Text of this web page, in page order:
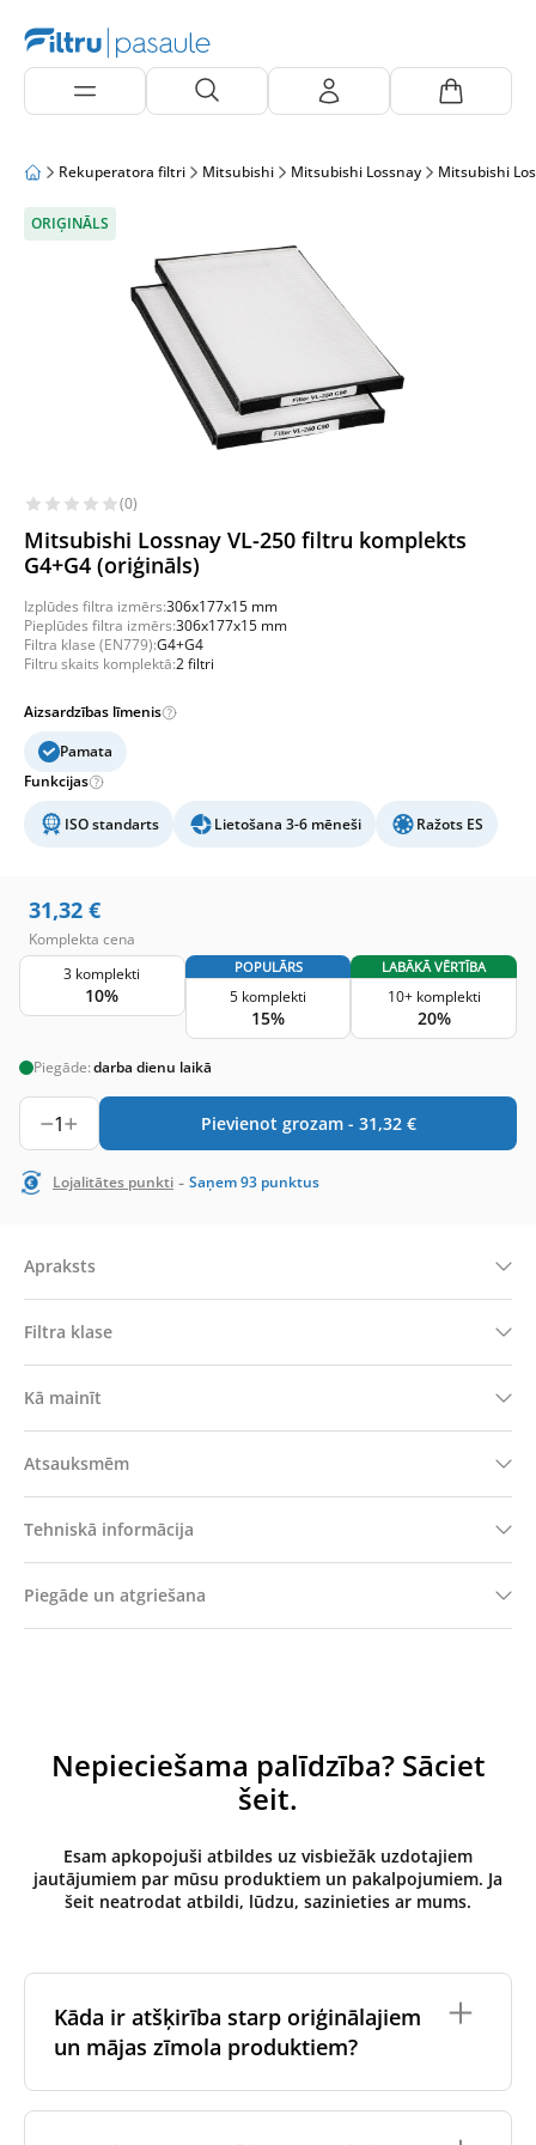
Rekuperatora filtri Mitsubishi Mitsubishi Lossnay Mitsubishi
ORIĢINĀLS
(0)
Mitsubishi Lossnay VL-250 filtru komplekts
G4+G4 (oriģināls)
Izplūdes filtra izmērs:306x177x15 mm
Pieplūdes filtra izmērs:306x177x15 mm
Filtra klase (EN779):G4+G4
Filtru skaits komplektā:2 filtri
Aizsardzības līmenis
Pamata
Funkcijas
ISO standarts Lietošana 3-6 mēneši Ražots ES
31,32 €
Komplekta cena
3 komplekti
10%
POPULĀRS
5 komplekti
15%
LABĀKĀ VĒRTĪBA
10+ komplekti
20%
Piegāde:darba dienu laikā
1 Pievienot grozam - 31,32 €
Lojalitātes punkti - Saņem93 punktus
Apraksts
Filtra klase
Kā mainīt
Atsauksmēm
Tehniskā informācija
Piegāde un atgriešana
Nepieciešama palīdzība? Sāciet
šeit.
Esam apkopojuši atbildes uz visbiežāk uzdotajiem
jautājumiem par mūsu produktiem un pakalpojumiem. Ja
šeit neatrodat atbildi, lūdzu, sazinieties ar mums.
Kāda ir atšķirība starp oriģinālajiem
un mājas zīmola produktiem?